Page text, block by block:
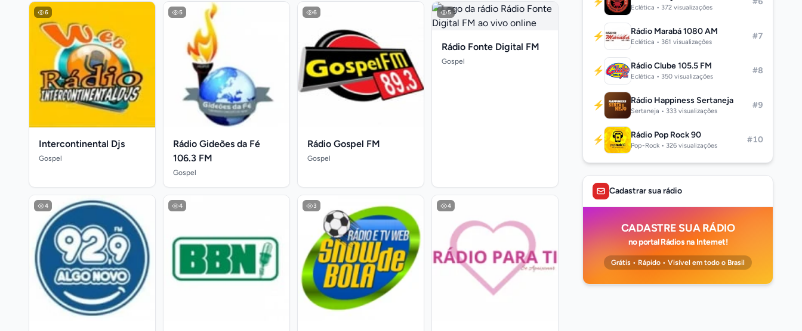
6
Intercontinental Djs
Gospel
5
Rádio Gideões da Fé
106.3 FM
Gospel
6
Rádio Gospel FM
Gospel
5
Rádio Fonte Digital FM
Gospel
4 4 3 4
Eclética • 372 visualizações
⚡ Rádio Marabá 1080 AM
Eclética • 361 visualizações
#7
⚡ Rádio Clube 105.5 FM
Eclética • 350 visualizações
#8
⚡ Rádio Happiness Sertaneja
Sertaneja • 333 visualizações
#9
⚡ Rádio Pop Rock 90
Pop-Rock • 326 visualizações
#10
Cadastrar sua rádio
CADASTRE SUA RÁDIO
no portal Rádios na Internet!
Grátis • Rápido • Visível em todo o Brasil